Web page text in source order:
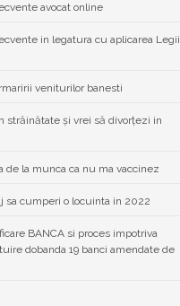
avocat online
in legatura cu aplicarea Legii
veniturilor banesti
străinătate și vrei să divorțezi in
de la munca ca nu ma vaccinez
sa cumperi o locuinta in 2022
BANCA si proces impotriva
dobanda 19 banci amendate de